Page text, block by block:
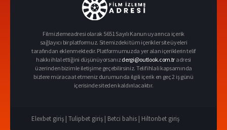
Filmizlemeadresi olarak 5651 Sayılı Kanun uyarınca içerik
sağlayıcı bir platformuz. Sitemizdeki tüm içerikler site üyeleri
tarafından eklenmektedir. Platformumuzda yer alan içeriklerin telif
hakkı ihlal ettiğini düşünüyorsanızdergi@outlook.com.tr adresi
üzerinden bizimle iletişime geçebilirsiniz. Telif ihlali kapsamında
bizlere müracaat etmeniz durumunda ilgili içerik en geç 2 iş günü
içerisinde siteden kaldırılacaktır.
Elexbet giriş | Tulipbet giriş | Betci bahis | Hiltonbet giriş